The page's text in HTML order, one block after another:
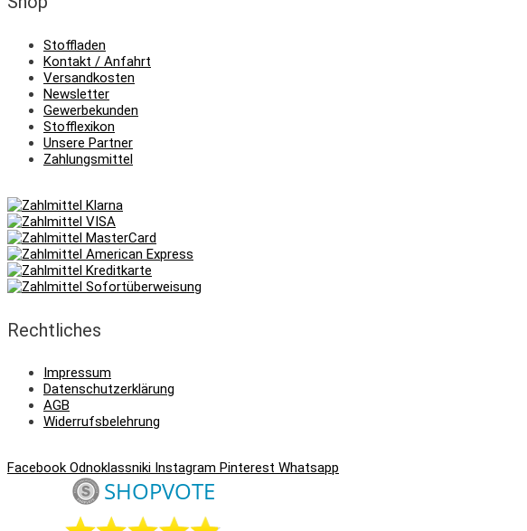
Stoffladen
Kontakt / Anfahrt
Versandkosten
Newsletter
Gewerbekunden
Stofflexikon
Unsere Partner
Zahlungsmittel
Rechtliches
Impressum
Datenschutzerklärung
AGB
Widerrufsbelehrung
Facebook Odnoklassniki Instagram Pinterest Whatsapp